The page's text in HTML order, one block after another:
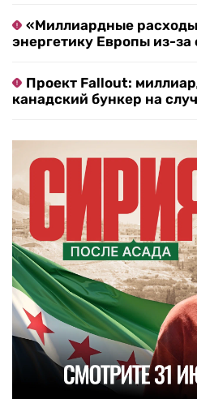
«Миллиардные
энергетику Европы из-за
Проект Fallout:
канадский бункер на